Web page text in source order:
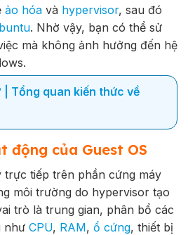
ảo hóa và hypervisor, sau đó
. Nhờ vậy, bạn có thể sử
mà không ảnh hưởng đến hệ
| Tổng quan kiến thức về
động của Guest OS
trực tiếp trên phần cứng máy
môi trường do hypervisor tạo
trò là trung gian, phân bổ các
như CPU, RAM, ổ cứng, thiết bị